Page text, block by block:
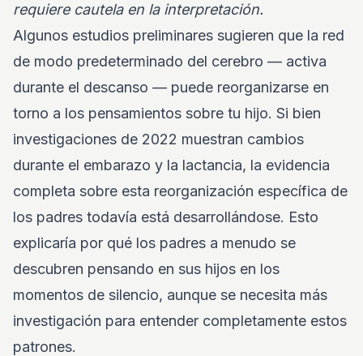
requiere cautela en la interpretación.
Algunos estudios preliminares sugieren que la red
de modo predeterminado del cerebro — activa
durante el descanso — puede reorganizarse en
torno a los pensamientos sobre tu hijo. Si bien
investigaciones de 2022 muestran cambios
durante el embarazo y la lactancia, la evidencia
completa sobre esta reorganización específica de
los padres todavía está desarrollándose. Esto
explicaría por qué los padres a menudo se
descubren pensando en sus hijos en los
momentos de silencio, aunque se necesita más
investigación para entender completamente estos
patrones.